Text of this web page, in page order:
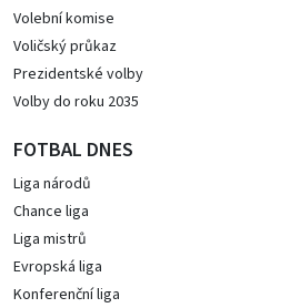
Volební komise
Voličský průkaz
Prezidentské volby
Volby do roku 2035
FOTBAL DNES
Liga národů
Chance liga
Liga mistrů
Evropská liga
Konferenční liga